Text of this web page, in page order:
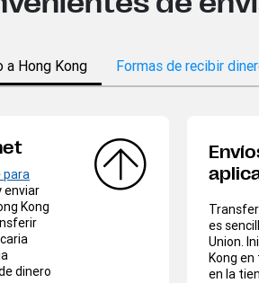
a Hong Kong Formas de recibir
enviar
Kong
dinero
es
Union.
Kong
en la